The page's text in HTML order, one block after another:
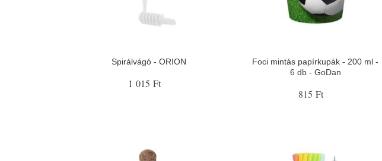
Spirálvágó - ORION
1 015 Ft
Foci mintás papírkupák - 200 ml -
6 db - GoDan
815 Ft